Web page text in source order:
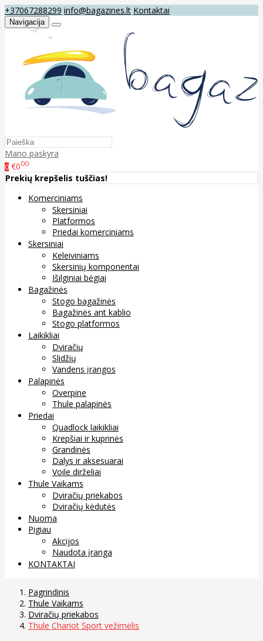
+37067288299 info@bagazines.lt Kontaktai
Navigacija
Mano paskyra
0 €000
Prekių krepšelis tuščias!
Komerciniams
Skersiniai
Platformos
Priedai komerciniams
Skersiniai
Keleiviniams
Skersinių komponentai
Išilginiai bėgiai
Bagažinės
Stogo bagažinės
Bagažinės ant kablio
Stogo platformos
Laikikliai
Dviračių
Slidžių
Vandens įrangos
Palapinės
Overpine
Thule palapinės
Priedai
Quadlock laikikliai
Krepšiai ir kuprinės
Grandinės
Dalys ir aksesuarai
Voile dirželiai
Thule Vaikams
Dviračių priekabos
Dviračių kėdutės
Nuoma
Pigiau
Akcijos
Naudota įranga
KONTAKTAI
Pagrindinis
Thule Vaikams
Dviračių priekabos
Thule Chariot Sport vežimėlis